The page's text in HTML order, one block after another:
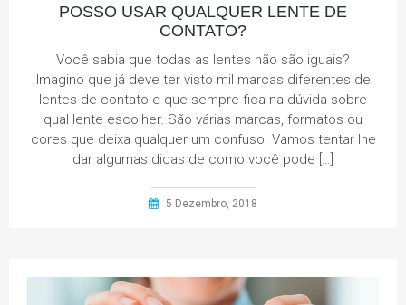
POSSO USAR QUALQUER LENTE DE
CONTATO?
Você sabia que todas as lentes não são iguais?
Imagino que já deve ter visto mil marcas diferentes de
lentes de contato e que sempre fica na dúvida sobre
qual lente escolher. São várias marcas, formatos ou
cores que deixa qualquer um confuso. Vamos tentar lhe
dar algumas dicas de como você pode […]
5 Dezembro, 2018